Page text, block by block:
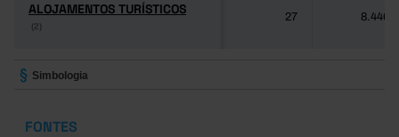
ALOJAMENTOS TURÍSTICOS
(2)
ALOJAMENTOS TURÍSTICOS
(2)
27 8.446
Simbologia
FONTES